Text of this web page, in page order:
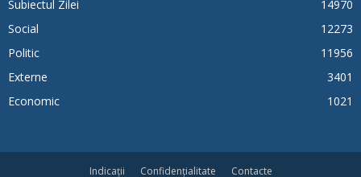
Subiectul Zilei
14970
Social
12273
Politic
11956
Externe
3401
Economic
1021
Indicații Confidențialitate Contacte